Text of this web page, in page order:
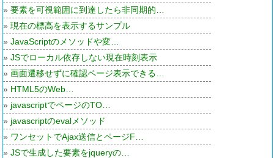
»要素を可視範囲に到達したら非同期的…
»現在の標高を表示するサンプル
»JavaScriptのメソッドや変…
»JSでローカル依存しない現在時刻表示
»画面遷移せずに確認ページ表示できる…
» HTML5のWeb…
» javascriptでページのTO…
» javascriptのevalメソッド
» ワンセットでAjax送信とページF…
»JSで生成した要素をjqueryの…